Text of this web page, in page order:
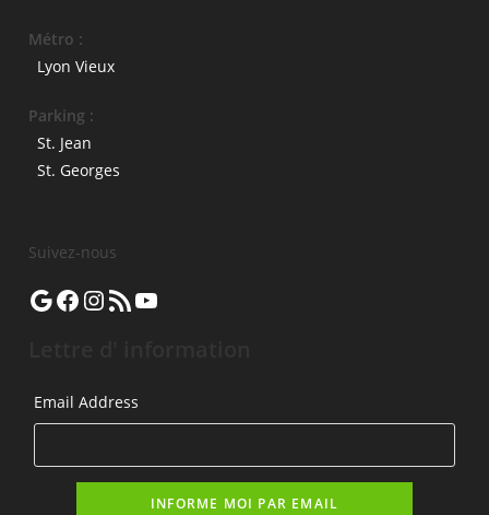
Métro :
Lyon Vieux
Parking :
St. Jean
St. Georges
Suivez-nous
GoogleFacebook
Instagram
Flux RSS YouTube
Email Address